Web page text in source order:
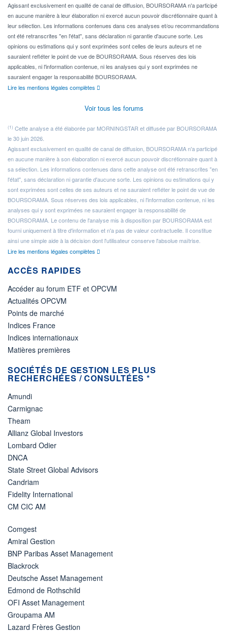
Agissant exclusivement en qualité de canal de diffusion, BOURSORAMA n'a participé
en aucune manière à leur élaboration ni exercé aucun pouvoir discrétionnaire quant à
leur sélection. Les informations contenues dans ces analyses et/ou recommandations
ont été retranscrites "en l'état", sans déclaration ni garantie d'aucune sorte. Les
opinions ou estimations qui y sont exprimées sont celles de leurs auteurs et ne
sauraient refléter le point de vue de BOURSORAMA. Sous réserves des lois
applicables, ni l'information contenue, ni les analyses qui y sont exprimées ne
sauraient engager la responsabilité BOURSORAMA.
Lire les mentions légales complètes
Voir tous les forums
(1) Cette analyse a été élaborée par MORNINGSTAR et diffusée par BOURSORAMA
le 30 juin 2026.
Agissant exclusivement en qualité de canal de diffusion, BOURSORAMA n'a participé
en aucune manière à son élaboration ni exercé aucun pouvoir discrétionnaire quant à
sa sélection. Les informations contenues dans cette analyse ont été retranscrites "en
l'état", sans déclaration ni garantie d'aucune sorte. Les opinions ou estimations qui y
sont exprimées sont celles de ses auteurs et ne sauraient refléter le point de vue de
BOURSORAMA. Sous réserves des lois applicables, ni l'information contenue, ni les
analyses qui y sont exprimées ne sauraient engager la responsabilité de
BOURSORAMA. Le contenu de l'analyse mis à disposition par BOURSORAMA est
fourni uniquement à titre d'information et n'a pas de valeur contractuelle. Il constitue
ainsi une simple aide à la décision dont l'utilisateur conserve l'absolue maîtrise.
Lire les mentions légales complètes
ACCÈS RAPIDES
Accéder au forum ETF et OPCVM
Actualités OPCVM
Points de marché
Indices France
Indices internationaux
Matières premières
SOCIÉTÉS DE GESTION LES PLUS
RECHERCHÉES / CONSULTÉES *
Amundi
Carmignac
Theam
Allianz Global Investors
Lombard Odier
DNCA
State Street Global Advisors
Candriam
Fidelity International
CM CIC AM
Comgest
Amiral Gestion
BNP Paribas Asset Management
Blackrock
Deutsche Asset Management
Edmond de Rothschild
OFI Asset Management
Groupama AM
Lazard Frères Gestion